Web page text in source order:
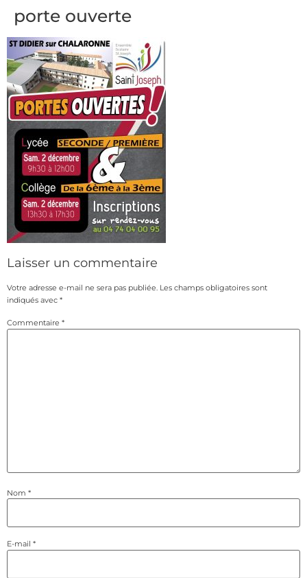
porte ouverte
Laisser un commentaire
Votre adresse e-mail ne sera pas publiée. Les champs obligatoires sont
indiqués avec *
Commentaire *
Nom *
E-mail *